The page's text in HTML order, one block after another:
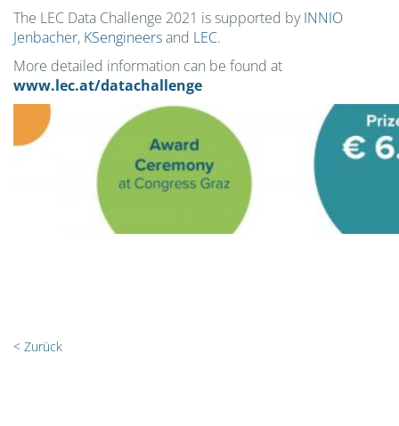
The LEC Data Challenge 2021 is supported byINNIO
Jenbacher, KSengineersand LEC.
More detailed information can be found at
www.lec.at/datachallenge
< Zurück